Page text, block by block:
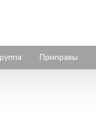
Приправы